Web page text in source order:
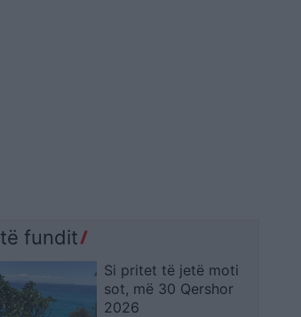
të fundit
Si pritet të jetë moti
sot, më 30 Qershor
2026